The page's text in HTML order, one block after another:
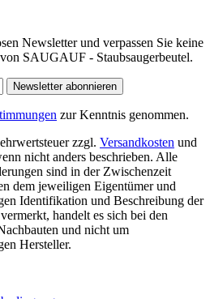
Newsletter und verpassen Sie keine
SAUGAUF - Staubsaugerbeutel.
Newsletter abonnieren
zur Kenntnis genommen.
zzgl. Versandkosten und
nicht anders beschrieben. Alle
sind in der Zwischenzeit
dem jeweiligen Eigentümer und
Identifikation und Beschreibung der
handelt es sich bei den
und nicht um
Hersteller.